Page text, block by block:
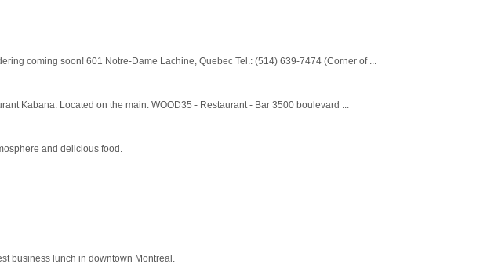
coming soon! 601 Notre-Dame Lachine, Quebec Tel.: (514) 639-7474 (Corner of ...
Kabana. Located on the main. WOOD35 - Restaurant - Bar 3500 boulevard ...
and delicious food.
business lunch in downtown Montreal.